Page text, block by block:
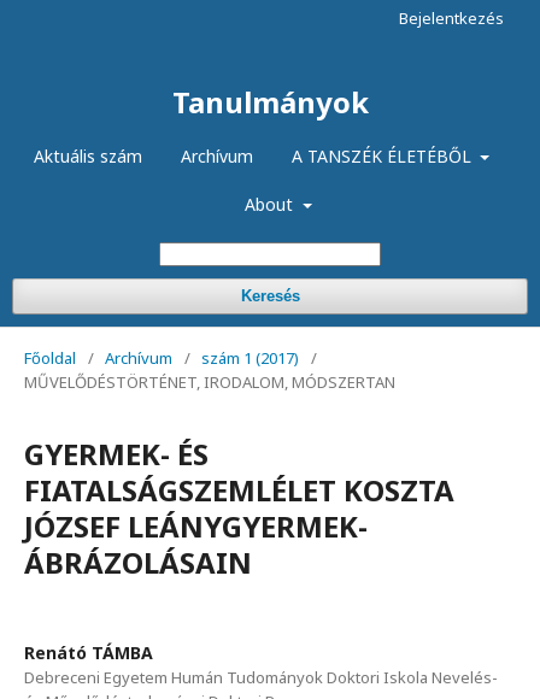
Tanulmányok
Aktuális szám Archívum A TANSZÉK ÉLETÉBŐL
About
Keresés
Bejelentkezés
Főoldal / Archívum / szám 1 (2017)
/
MŰVELŐDÉSTÖRTÉNET, IRODALOM, MÓDSZERTAN
GYERMEK- ÉS
FIATALSÁGSZEMLÉLET KOSZTA
JÓZSEF LEÁNYGYERMEK-
ÁBRÁZOLÁSAIN
Renátó TÁMBA
Debreceni Egyetem Humán Tudományok Doktori Iskola Nevelés-